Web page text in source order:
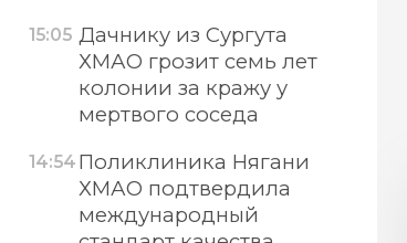
15:05 Дачнику из Сургута
ХМАО грозит семь лет
колонии за кражу у
мертвого соседа
14:54 Поликлиника Нягани
ХМАО подтвердила
международный